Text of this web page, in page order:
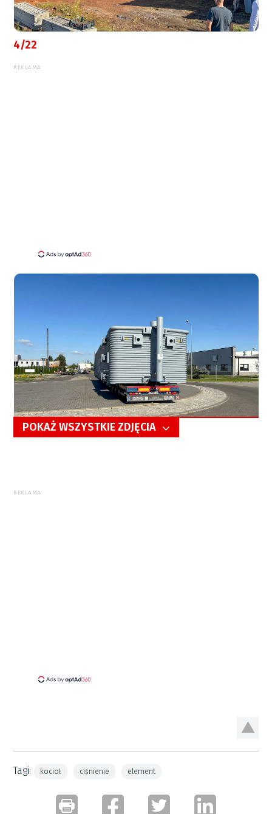
4/22
REKLAMA
POKAŻ WSZYSTKIE ZDJĘCIA
REKLAMA
Tagi: kocioł ciśnienie element